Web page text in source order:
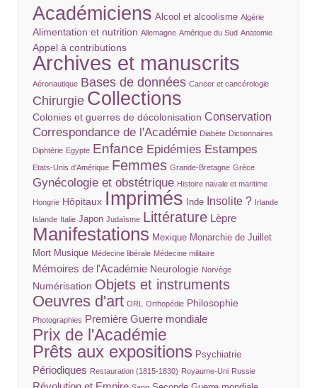
Académiciens Alcool et alcoolisme Algérie
Alimentation et nutrition Allemagne Amérique du Sud Anatomie
Appel à contributions
Archives et manuscrits
Aéronautique Bases de données Cancer et cancérologie
Chirurgie Collections
Colonies et guerres de décolonisation Conservation
Correspondance de l'Académie Diabète Dictionnaires
Diphtérie Egypte Enfance Epidémies Estampes
Etats-Unis d'Amérique Femmes Grande-Bretagne Grèce
Gynécologie et obstétrique Histoire navale et maritime
Hongrie Hôpitaux Imprimés Inde Insolite ? Irlande
Islande Italie Japon Judaïsme Littérature Lèpre
Manifestations Mexique Monarchie de Juillet
Mort Musique Médecine libérale Médecine militaire
Mémoires de l'Académie Neurologie Norvège
Numérisation Objets et instruments
Oeuvres d'art ORL Orthopédie Philosophie
Photographies Première Guerre mondiale
Prix de l'Académie
Prêts aux expositions Psychiatrie
Périodiques Restauration (1815-1830) Royaume-Uni Russie